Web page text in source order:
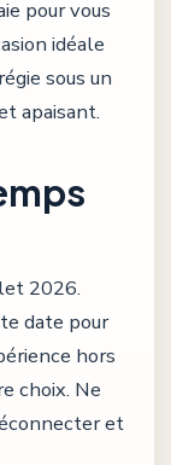
pour vous
idéale
sous un
apaisant.
2026.
date pour
hors
choix. Ne
et